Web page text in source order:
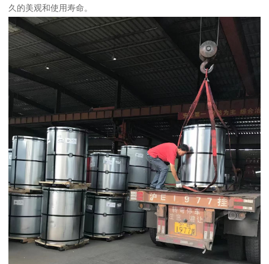
久的美观和使用寿命。